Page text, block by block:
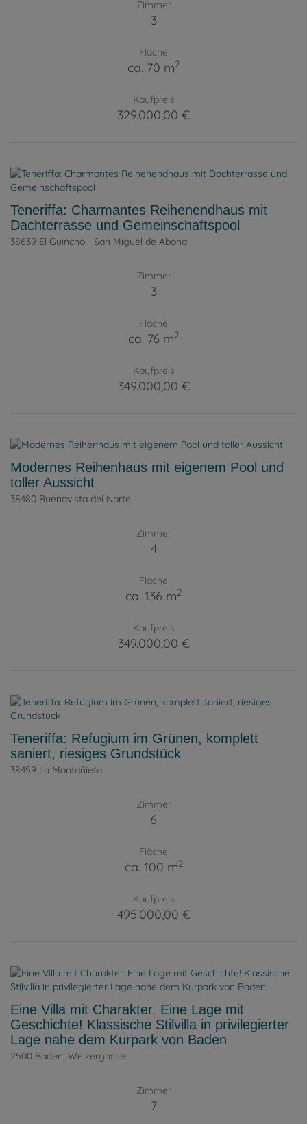
Zimmer
3
Fläche
ca. 70 m2
Kaufpreis
329.000,00 €
Teneriffa: Charmantes Reihenendhaus mit
Dachterrasse und Gemeinschaftspool
38639 El Guincho - San Miguel de Abona
Zimmer
3
Fläche
ca. 76 m2
Kaufpreis
349.000,00 €
Modernes Reihenhaus mit eigenem Pool und
toller Aussicht
38480 Buenavista del Norte
Zimmer
4
Fläche
ca. 136 m2
Kaufpreis
349.000,00 €
Teneriffa: Refugium im Grünen, komplett
saniert, riesiges Grundstück
38459 La Montañieta
Zimmer
6
Fläche
ca. 100 m2
Kaufpreis
495.000,00 €
Eine Villa mit Charakter. Eine Lage mit
Geschichte! Klassische Stilvilla in privilegierter
Lage nahe dem Kurpark von Baden
2500 Baden, Welzergasse
Zimmer
7